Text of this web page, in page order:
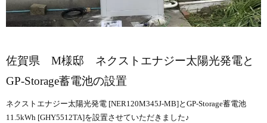
佐賀県 M様邸 ネクストエナジー太陽光発電と
GP-Storage蓄電池の設置
ネクストエナジー太陽光発電 [NER120M345J-MB]とGP-Storage蓄電池
11.5kWh [GHY5512TA]を設置させていただきました♪